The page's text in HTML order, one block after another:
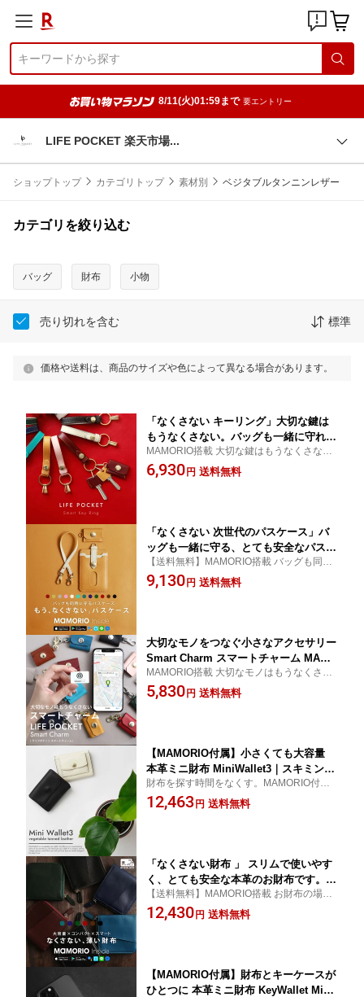
8/11(火)01:59まで 要エントリー
LIFE POCKET 楽天市場
ショップトップ カテゴリトップ 素材別 ベジタブルタンニンレザー
カテゴリを絞り込む
バッグ 財布 小物
売り切れを含む 標準
価格や送料は、商品のサイズや色によって異なる場合があります。
「なくさない キーリング」大切な鍵は
もうなくさない。バッグも一緒に守れ
る、とても安全なキーリング「ライフポ
ケット スマートキーリング」【鍵 紛失
MAMORIO搭載 大切な鍵はもうなくさない
次世代のキーリングが登場！【 キーケース
メンズ レディース ライフポケット ブラン
6,930 円 送料無料
「なくさない 次世代のパスケース」バ
ッグも一緒に守る、とても安全なパスケ
ースです。「スマートパスケース」【定
期入れ メンズ レディース パスケース I
【送料無料】MAMORIO搭載 バッグも同時
に守る 次世代のパスケースが登場！【 定期
入れ メンズ パスケース レディース ライフ
9,130 円 送料無料
大切なモノをつなぐ小さなアクセサリー
Smart Charm スマートチャーム MAMO
RIO Inside【鍵 バッグ キーケース キー
リング アクセサリー leather レザー 送
MAMORIO搭載 大切なモノはもうなくさい
【プレゼント ライフポケット LIFE POCKE
T 】
5,830 円 送料無料
【MAMORIO付属】小さくても大容量
本革ミニ財布 MiniWallet3｜スキミング
防止 小さい財布 メンズ レディース 紛
失防止
財布を探す時間をなくす。MAMORIO付
属、スキミング防止対応の本革ミニ財布。
12,463 円 送料無料
「なくさない財布 」 スリムで使いやす
く、とても安全な本革のお財布です。大
容量+スキミング防止 対応「SmartWall
et2」【 メンズ 財布 レディース 財布 薄
【送料無料】MAMORIO搭載 お財布の場所
がわかる 次世代のお財布が登場！【 薄い財
布 メンズ 財布 レディース プレゼント ライ
12,430 円 送料無料
【MAMORIO付属】財布とキーケースが
ひとつに 本革ミニ財布 KeyWallet Mini